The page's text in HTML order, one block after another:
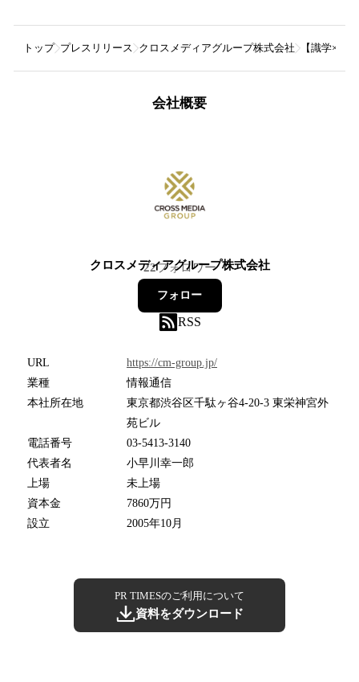
トップ プレスリリース クロスメディアグループ株式会社 【識学×ク
会社概要
クロスメディアグループ株式会社
22フォロワー
フォロー
RSS
URL
https://cm-group.jp/
業種
情報通信
本社所在地
東京都渋谷区千駄ヶ谷4-20-3 東栄神宮外
苑ビル
電話番号
03-5413-3140
代表者名
小早川幸一郎
上場
未上場
資本金
7860万円
設立
2005年10月
PR TIMESのご利用について
資料をダウンロード